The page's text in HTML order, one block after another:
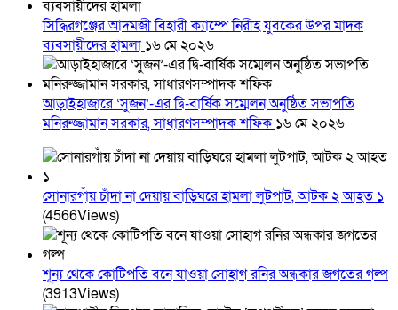
সিদ্ধিরগঞ্জের আদমজী বিহারী ক্যাম্পে নিরীহ যুবকের উপর মাদক
ব্যবসায়ীদের হামলা ১৬ মে ২০২৬
আড়াইহাজারে ‘সুজন’-এর দ্বি-বার্ষিক সম্মেলন অনুষ্ঠিত সভাপতি
মনিরুজ্জামান সরকার, সাধারণসম্পাদক শফিক ১৬ মে ২০২৬
সোনারগাঁয় চাঁদা না দেয়ায় বাড়িঘরে হামলা লুটপাট, আটক ২ আহত ১
(4566Views)
শূন্য থেকে কোটিপতি বনে যাওয়া সোহাগ রনির অন্ধকার জগতের গল্প
(3913Views)